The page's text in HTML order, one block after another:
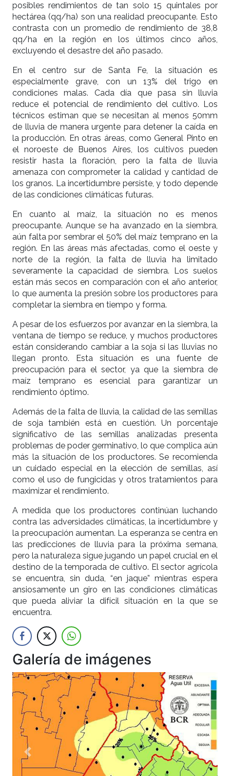
posibles rendimientos de tan solo 15 quintales por
hectárea (qq/ha) son una realidad preocupante. Esto
contrasta con un promedio de rendimiento de 38,8
qq/ha en la región en los últimos cinco años,
excluyendo el desastre del año pasado.
En el centro sur de Santa Fe, la situación es
especialmente grave, con un 13% del trigo en
condiciones malas. Cada día que pasa sin lluvia
reduce el potencial de rendimiento del cultivo. Los
técnicos estiman que se necesitan al menos 50mm
de lluvia de manera urgente para detener la caída en
la producción. En otras áreas, como General Pinto en
el noroeste de Buenos Aires, los cultivos pueden
resistir hasta la floración, pero la falta de lluvia
amenaza con comprometer la calidad y cantidad de
los granos. La incertidumbre persiste, y todo depende
de las condiciones climáticas futuras.
En cuanto al maíz, la situación no es menos
preocupante. Aunque se ha avanzado en la siembra,
aún falta por sembrar el 50% del maíz temprano en la
región. En las áreas más afectadas, como el oeste y
norte de la región, la falta de lluvia ha limitado
severamente la capacidad de siembra. Los suelos
están más secos en comparación con el año anterior,
lo que aumenta la presión sobre los productores para
completar la siembra en tiempo y forma.
A pesar de los esfuerzos por avanzar en la siembra, la
ventana de tiempo se reduce, y muchos productores
están considerando cambiar a la soja si las lluvias no
llegan pronto. Esta situación es una fuente de
preocupación para el sector, ya que la siembra de
maíz temprano es esencial para garantizar un
rendimiento óptimo.
Además de la falta de lluvia, la calidad de las semillas
de soja también está en cuestión. Un porcentaje
significativo de las semillas analizadas presenta
problemas de poder germinativo, lo que complica aún
más la situación de los productores. Se recomienda
un cuidado especial en la elección de semillas, así
como el uso de fungicidas y otros tratamientos para
maximizar el rendimiento.
A medida que los productores continúan luchando
contra las adversidades climáticas, la incertidumbre y
la preocupación aumentan. La esperanza se centra en
las predicciones de lluvia para la próxima semana,
pero la naturaleza sigue jugando un papel crucial en el
destino de la temporada de cultivo. El sector agrícola
se encuentra, sin duda, “en jaque” mientras espera
ansiosamente un giro en las condiciones climáticas
que pueda aliviar la difícil situación en la que se
encuentra.
Galería de imágenes
Anterior